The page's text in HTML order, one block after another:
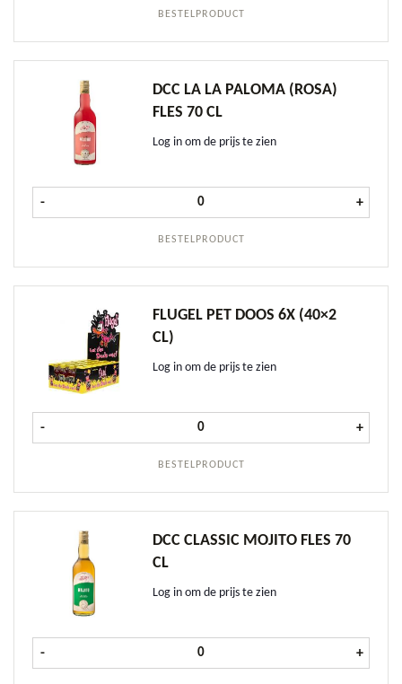
BESTELPRODUCT
DCC LA LA PALOMA (ROSA)
FLES 70 CL
Log in om de prijs te zien
BESTELPRODUCT
- DCC La La Paloma (Rosa) fles 70 cl
+
FLUGEL PET DOOS 6X (40×2
CL)
Log in om de prijs te zien
BESTELPRODUCT
- Flugel PET doos 6x (40x2 cl) aantal
+
DCC CLASSIC MOJITO FLES 70
CL
Log in om de prijs te zien
- DCC Classic Mojito fles 70 cl aantal
+